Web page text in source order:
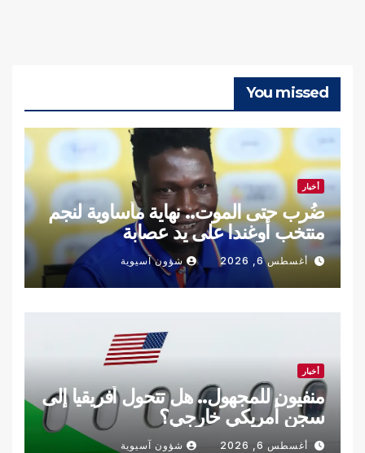
You missed
أخبار
ضُرب حتى الموت.. نهاية مأساوية لنجم
منتخب أوغندا على يد عصابة
أغسطس 6, 2026 شؤون آسيوية
أخبار
منفيون للمجهول.. هل تتحول أفريقيا إلى
سجن أمريكي خارجي؟
أغسطس 6, 2026 شؤون آسيوية